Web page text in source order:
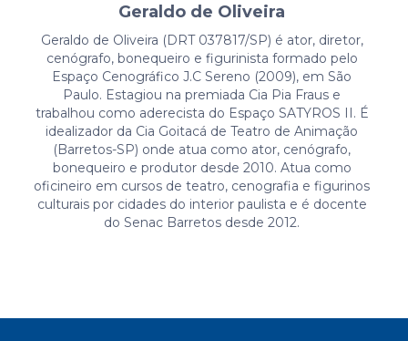
Geraldo de Oliveira
Geraldo de Oliveira (DRT 037817/SP) é ator, diretor,
cenógrafo, bonequeiro e figurinista formado pelo
Espaço Cenográfico J.C Sereno (2009), em São
Paulo. Estagiou na premiada Cia Pia Fraus e
trabalhou como aderecista do Espaço SATYROS II. É
idealizador da Cia Goitacá de Teatro de Animação
(Barretos-SP) onde atua como ator, cenógrafo,
bonequeiro e produtor desde 2010. Atua como
oficineiro em cursos de teatro, cenografia e figurinos
culturais por cidades do interior paulista e é docente
do Senac Barretos desde 2012.